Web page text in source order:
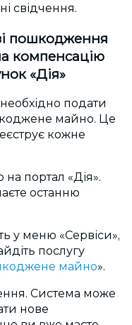
свідчення.
пошкодження
компенсацію
«Дія»
подати
майно. Це
кожне
на портал «Дія».
останню
у меню «Сервіси»,
послугу
майно».
Система може
нове